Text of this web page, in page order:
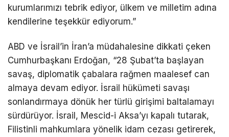
kurumlarımızı tebrik ediyor, ülkem ve milletim adına
kendilerine teşekkür ediyorum.”
ABD ve İsrail’in İran’a müdahalesine dikkati çeken
Cumhurbaşkanı Erdoğan, “28 Şubat’ta başlayan
savaş, diplomatik çabalara rağmen maalesef can
almaya devam ediyor. İsrail hükümeti savaşı
sonlandırmaya dönük her türlü girişimi baltalamayı
sürdürüyor. İsrail, Mescid-i Aksa’yı kapalı tutarak,
Filistinli mahkumlara yönelik idam cezası getirerek,